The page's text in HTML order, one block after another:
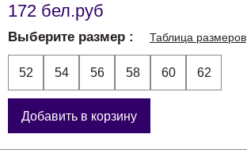
172 бел.руб
Выберите размер Таблица размеров
52 54 56 58 60 62
Добавить в корзину